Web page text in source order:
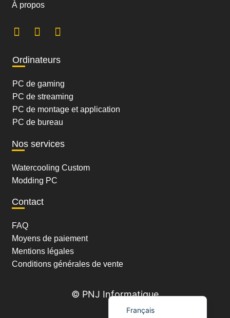
À propos
Ordinateurs
PC de gaming
PC de streaming
PC de montage et application
PC de bureau
Nos services
Watercooling Custom
Modding PC
Contact
FAQ
Moyens de paiement
Mentions légales
Conditions générales de vente
© PNJ Informatique
Français
Nederlands (België)